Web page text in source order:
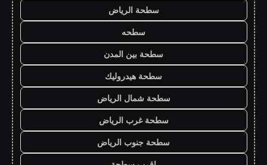
سطحة الرياض
سطحه
سطحة بين المدن
سطحة هيدروليك
سطحة شمال الرياض
سطحة غرب الرياض
سطحة جنوب الرياض